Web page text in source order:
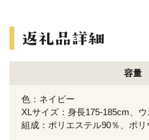
容量
色：ネイビー
XLサイズ：身長175-185cm、
組成：ポリエステル90％、ポリ